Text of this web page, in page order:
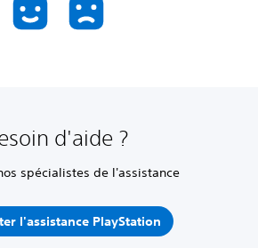
d'aide ?
spécialistes de l'assistance
l'assistance PlayStation